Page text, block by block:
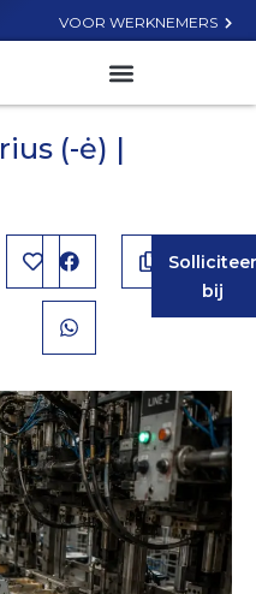
VOOR WERKNEMERS
(-ė) |
bij